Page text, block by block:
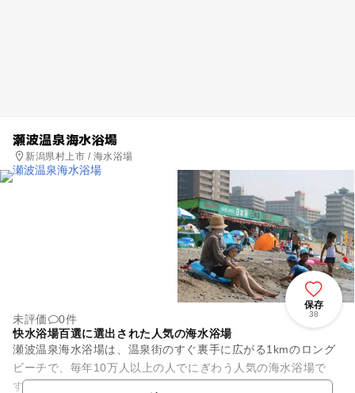
瀬波温泉海水浴場
新潟県村上市 / 海水浴場
保存
38
未評価
0件
快水浴場百選に選出された人気の海水浴場
瀬波温泉海水浴場は、温泉街のすぐ裏手に広がる1kmのロング
ビーチで、毎年10万人以上の人でにぎわう人気の海水浴場で
す。温泉街の旅館から水着のままで海に行く事ができるのも大